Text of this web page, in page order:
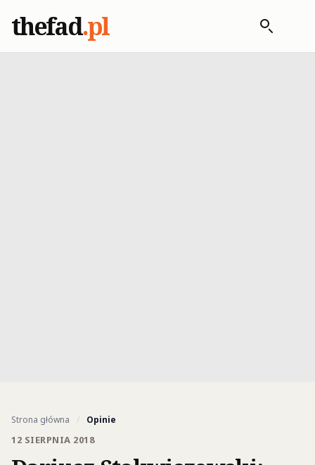
thefad.pl
Strona główna / Opinie
12 SIERPNIA 2018